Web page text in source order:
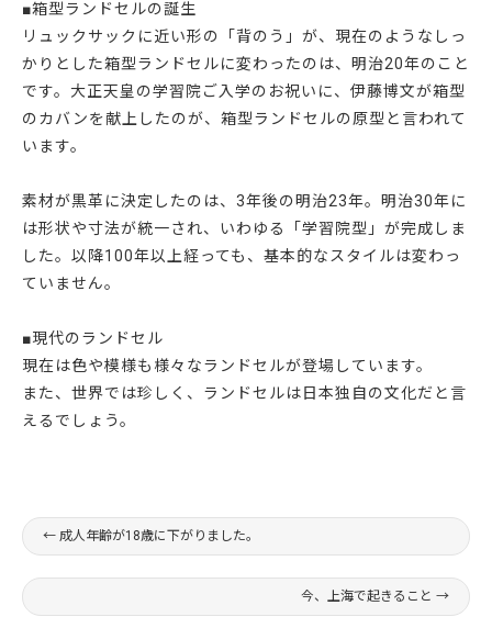
■箱型ランドセルの誕生
リュックサックに近い形の「背のう」が、現在のようなしっ
かりとした箱型ランドセルに変わったのは、明治20年のこと
です。大正天皇の学習院ご入学のお祝いに、伊藤博文が箱型
のカバンを献上したのが、箱型ランドセルの原型と言われて
います。
素材が黒革に決定したのは、3年後の明治23年。明治30年に
は形状や寸法が統一され、いわゆる「学習院型」が完成しま
した。以降100年以上経っても、基本的なスタイルは変わっ
ていません。
■現代のランドセル
現在は色や模様も様々なランドセルが登場しています。
また、世界では珍しく、ランドセルは日本独自の文化だと言
えるでしょう。
← 成人年齢が18歳に下がりました。
今、上海で起きること →